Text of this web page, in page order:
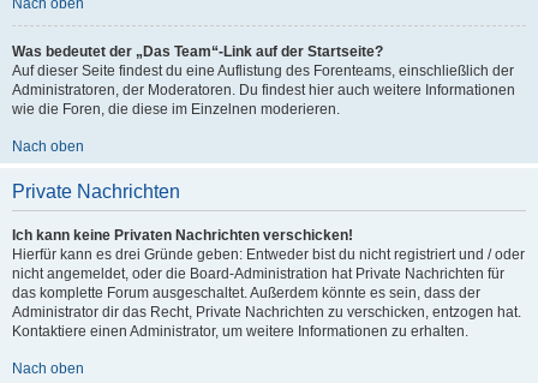
Nach oben
Was bedeutet der „Das Team“-Link auf der Startseite?
Auf dieser Seite findest du eine Auflistung des Forenteams, einschließlich der
Administratoren, der Moderatoren. Du findest hier auch weitere Informationen
wie die Foren, die diese im Einzelnen moderieren.
Nach oben
Private Nachrichten
Ich kann keine Privaten Nachrichten verschicken!
Hierfür kann es drei Gründe geben: Entweder bist du nicht registriert und / oder
nicht angemeldet, oder die Board-Administration hat Private Nachrichten für
das komplette Forum ausgeschaltet. Außerdem könnte es sein, dass der
Administrator dir das Recht, Private Nachrichten zu verschicken, entzogen hat.
Kontaktiere einen Administrator, um weitere Informationen zu erhalten.
Nach oben